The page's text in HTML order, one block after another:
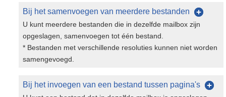
Bij het samenvoegen van meerdere bestanden
U kunt meerdere bestanden die in dezelfde mailbox zijn
opgeslagen, samenvoegen tot één bestand.
* Bestanden met verschillende resoluties kunnen niet worden
samengevoegd.
Bij het invoegen van een bestand tussen pagina's